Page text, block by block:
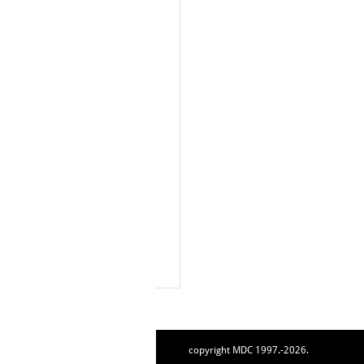
copyright MDC 1997.-2026.